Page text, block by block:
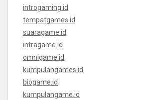
introgaming.id
tempatgames.id
suaragame.id
intragame.id
omnigame.id
kumpulangames.id
biogame.id
kumpulangame.id